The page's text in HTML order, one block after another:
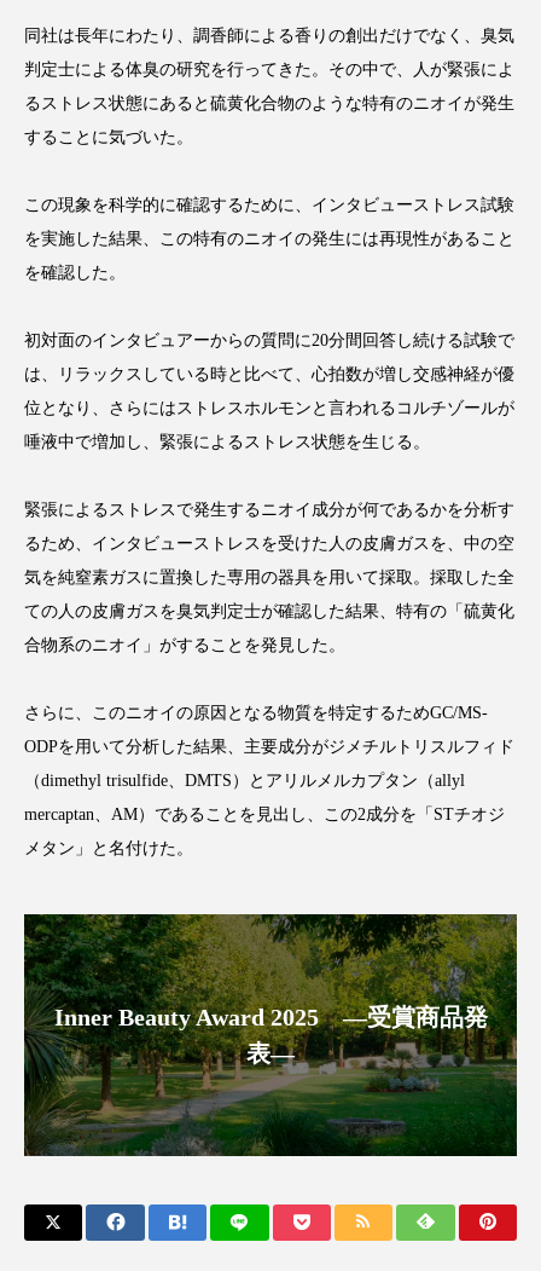
カカイオイル ガジェット キーワード
クルエルティフリー
コグニティブヘルス コスト削減
サステナビリティ
サステナブル美容 サプライチェーン
サロン経営 サロン連略 シャネル
スキンケア スキンケア 習慣
スキンケアルーティン ストレス スパ
スマートリング セーフプレイス セラミド
ソーシャルウェルネス ソーシャルコマース
タンパク質 ディープクレンジング
デジタルデトックス デトックス
ドライヤー 温度 髪 ダメージ ナイアシンアミド
パーソナライズ バーチャルメイク
同社は長年にわたり、調香師による香りの創出だけでなく、臭気
判定士による体臭の研究を行ってきた。その中で、人が緊張によ
るストレス状態にあると硫黄化合物のような特有のニオイが発生
することに気づいた。
この現象を科学的に確認するために、インタビューストレス試験
を実施した結果、この特有のニオイの発生には再現性があること
を確認した。
初対面のインタビュアーからの質問に20分間回答し続ける試験で
は、リラックスしている時と比べて、心拍数が増し交感神経が優
位となり、さらにはストレスホルモンと言われるコルチゾールが
唾液中で増加し、緊張によるストレス状態を生じる。
緊張によるストレスで発生するニオイ成分が何であるかを分析す
るため、インタビューストレスを受けた人の皮膚ガスを、中の空
気を純窒素ガスに置換した専用の器具を用いて採取。採取した全
ての人の皮膚ガスを臭気判定士が確認した結果、特有の「硫黄化
合物系のニオイ」がすることを発見した。
さらに、このニオイの原因となる物質を特定するためGC/MS-
ODPを用いて分析した結果、主要成分がジメチルトリスルフィド
（dimethyl trisulfide、DMTS）とアリルメルカプタン（allyl
mercaptan、AM）であることを見出し、この2成分を「STチオジ
メタン」と名付けた。
Inner Beauty Award 2025 ―受賞商品発
表―